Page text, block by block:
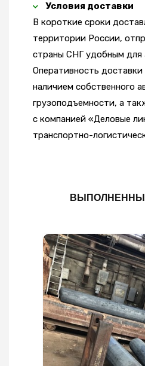
Условия доставки
В короткие сроки
территории России,
страны СНГ удобным для
Оперативность доставки
наличием собственного
грузоподъемности, а
с компанией «Деловые
транспортно-